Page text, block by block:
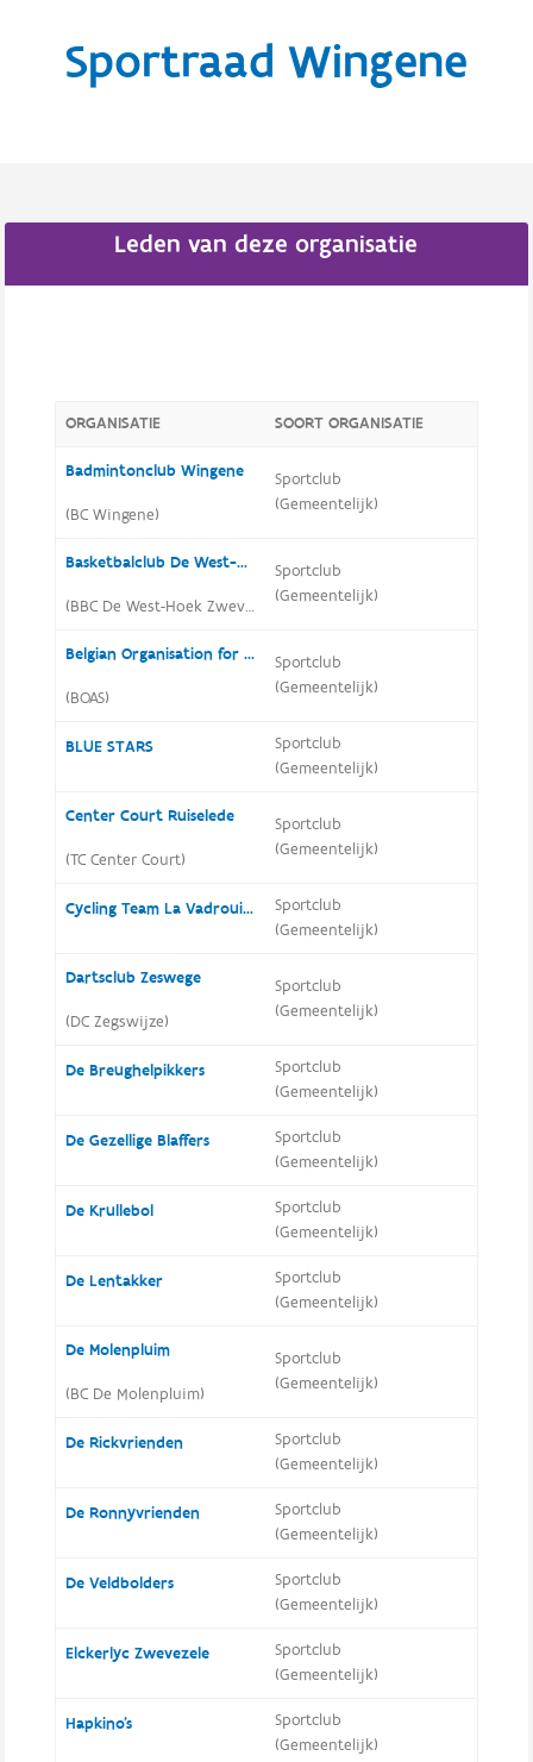
Sportraad Wingene
Leden van deze organisatie
ORGANISATIE SOORT ORGANISATIE
Badmintonclub Wingene
(BC Wingene)
Sportclub
(Gemeentelijk)
Basketbalclub De West-Hoek Zwevezele
(BBC De West-Hoek Zwevezele)
Sportclub
(Gemeentelijk)
Belgian Organisation for Adapted Swimming
(BOAS)
Sportclub
(Gemeentelijk)
BLUE STARS
Sportclub
(Gemeentelijk)
Center Court Ruiselede
(TC Center Court)
Sportclub
(Gemeentelijk)
Cycling Team La Vadrouille
Sportclub
(Gemeentelijk)
Dartsclub Zeswege
(DC Zegswijze)
Sportclub
(Gemeentelijk)
De Breughelpikkers
Sportclub
(Gemeentelijk)
De Gezellige Blaffers
Sportclub
(Gemeentelijk)
De Krullebol
Sportclub
(Gemeentelijk)
De Lentakker
Sportclub
(Gemeentelijk)
De Molenpluim
(BC De Molenpluim)
Sportclub
(Gemeentelijk)
De Rickvrienden
Sportclub
(Gemeentelijk)
De Ronnyvrienden
Sportclub
(Gemeentelijk)
De Veldbolders
Sportclub
(Gemeentelijk)
Elckerlyc Zwevezele
Sportclub
(Gemeentelijk)
Hapkino's
Sportclub
(Gemeentelijk)